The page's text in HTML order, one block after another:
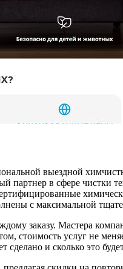
выездной
партнер в сфере чистки
с максимальной
заказу. Мастера
услуг не
и сколько это